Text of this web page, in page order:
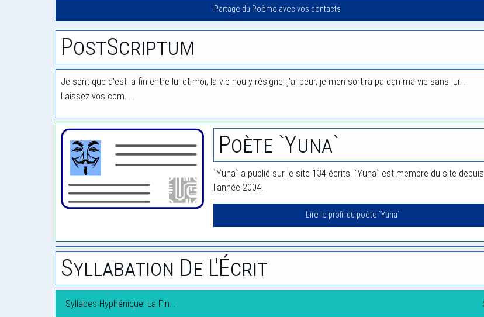
Partage du Poème avec vos contacts
PostScriptum
Je sent que c’est la fin entre lui et moi, la vie nou y résigne, j’ai peur, je men sortira pa dan ma vie sans lui. .
Laissez vos com. . .
Poète `Yuna`
`Yuna` a publié sur le site 134 écrits. `Yuna` est membre du site depuis
l'année 2004.
Lire le profil du poète `Yuna`
Syllabation De L'Écrit
Syllabes Hyphénique: La Fin. .